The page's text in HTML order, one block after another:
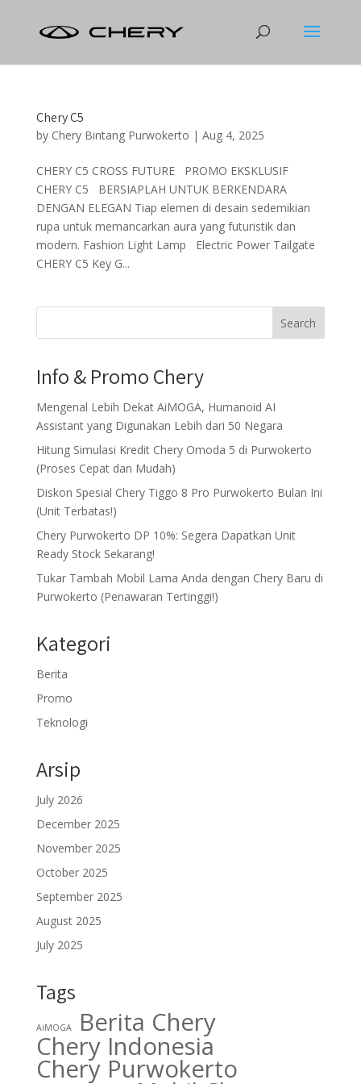
Chery C5
by Chery Bintang Purwokerto | Aug 4, 2025
CHERY C5 CROSS FUTURE PROMO EKSKLUSIF
CHERY C5 BERSIAPLAH UNTUK BERKENDARA
DENGAN ELEGAN Tiap elemen di desain sedemikian
rupa untuk memancarkan aura yang futuristik dan
modern. Fashion Light Lamp Electric Power Tailgate
CHERY C5 Key G...
Search
Info & Promo Chery
Mengenal Lebih Dekat AiMOGA, Humanoid AI
Assistant yang Digunakan Lebih dari 50 Negara
Hitung Simulasi Kredit Chery Omoda 5 di Purwokerto
(Proses Cepat dan Mudah)
Diskon Spesial Chery Tiggo 8 Pro Purwokerto Bulan Ini
(Unit Terbatas!)
Chery Purwokerto DP 10%: Segera Dapatkan Unit
Ready Stock Sekarang!
Tukar Tambah Mobil Lama Anda dengan Chery Baru di
Purwokerto (Penawaran Tertinggi!)
Kategori
Berita
Promo
Teknologi
Arsip
July 2026
December 2025
November 2025
October 2025
September 2025
August 2025
July 2025
Tags
AiMOGA Berita Chery
Chery Indonesia
Chery Purwokerto